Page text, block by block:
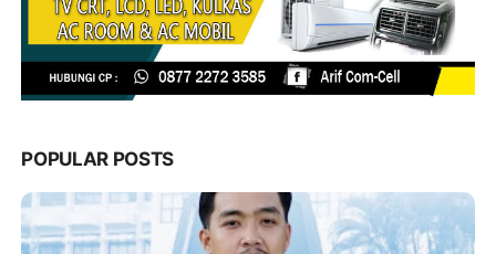
POPULAR POSTS